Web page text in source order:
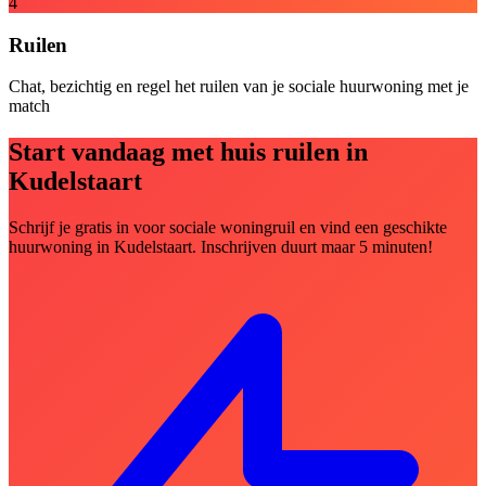
Ruilen
Chat, bezichtig en regel het ruilen van je sociale huurwoning met je
match
Start vandaag met huis ruilen in
Kudelstaart
Schrijf je gratis in voor sociale woningruil en vind een geschikte
huurwoning in Kudelstaart. Inschrijven duurt maar 5 minuten!